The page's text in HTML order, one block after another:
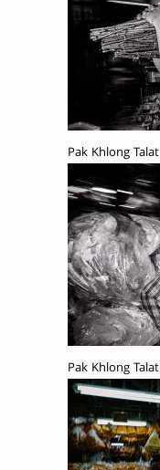
Pak Khlong Talat
Pak Khlong Talat